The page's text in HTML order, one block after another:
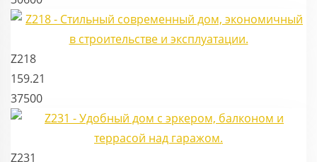
Z218
159.21
37500
Z231